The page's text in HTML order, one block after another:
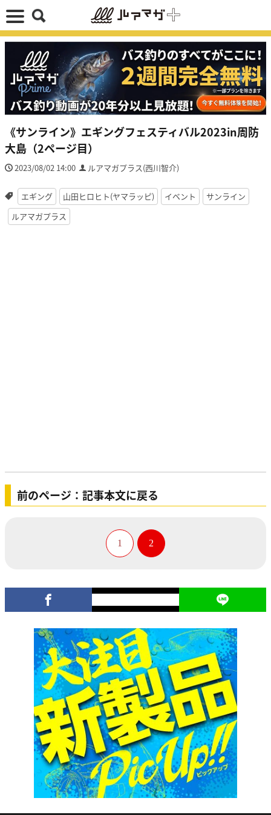
《サンライン》エギングフェスティバル2023in周防
大島（2ページ目）
2023/08/02 14:00 ルアマガプラス(西川智介)
エギング 山田ヒロヒト(ヤマラッピ) イベント
サンライン
ルアマガプラス
前のページ：記事本文に戻る
1 2